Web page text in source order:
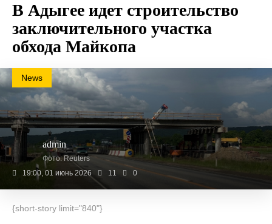
В Адыгее идет строительство
заключительного участка
обхода Майкопа
News
admin
Фото: Reuters
19:00, 01 июнь 2026
11 0
{short-story limit="840"}